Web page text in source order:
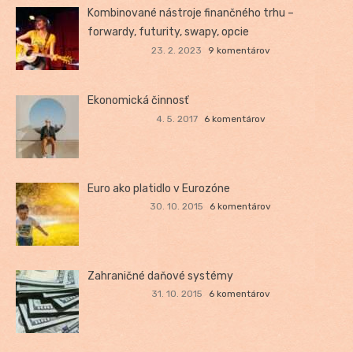
Kombinované nástroje finančného trhu –
forwardy, futurity, swapy, opcie
23. 2. 2023 9 komentárov
Ekonomická činnosť
4. 5. 2017 6 komentárov
Euro ako platidlo v Eurozóne
30. 10. 2015 6 komentárov
Zahraničné daňové systémy
31. 10. 2015 6 komentárov